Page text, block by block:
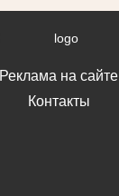
Реклама на сайте
Контакты